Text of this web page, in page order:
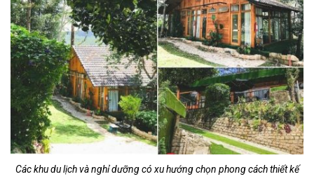
Các khu du lịch và nghỉ dưỡng có xu hướng chọn phong cách thiết kế